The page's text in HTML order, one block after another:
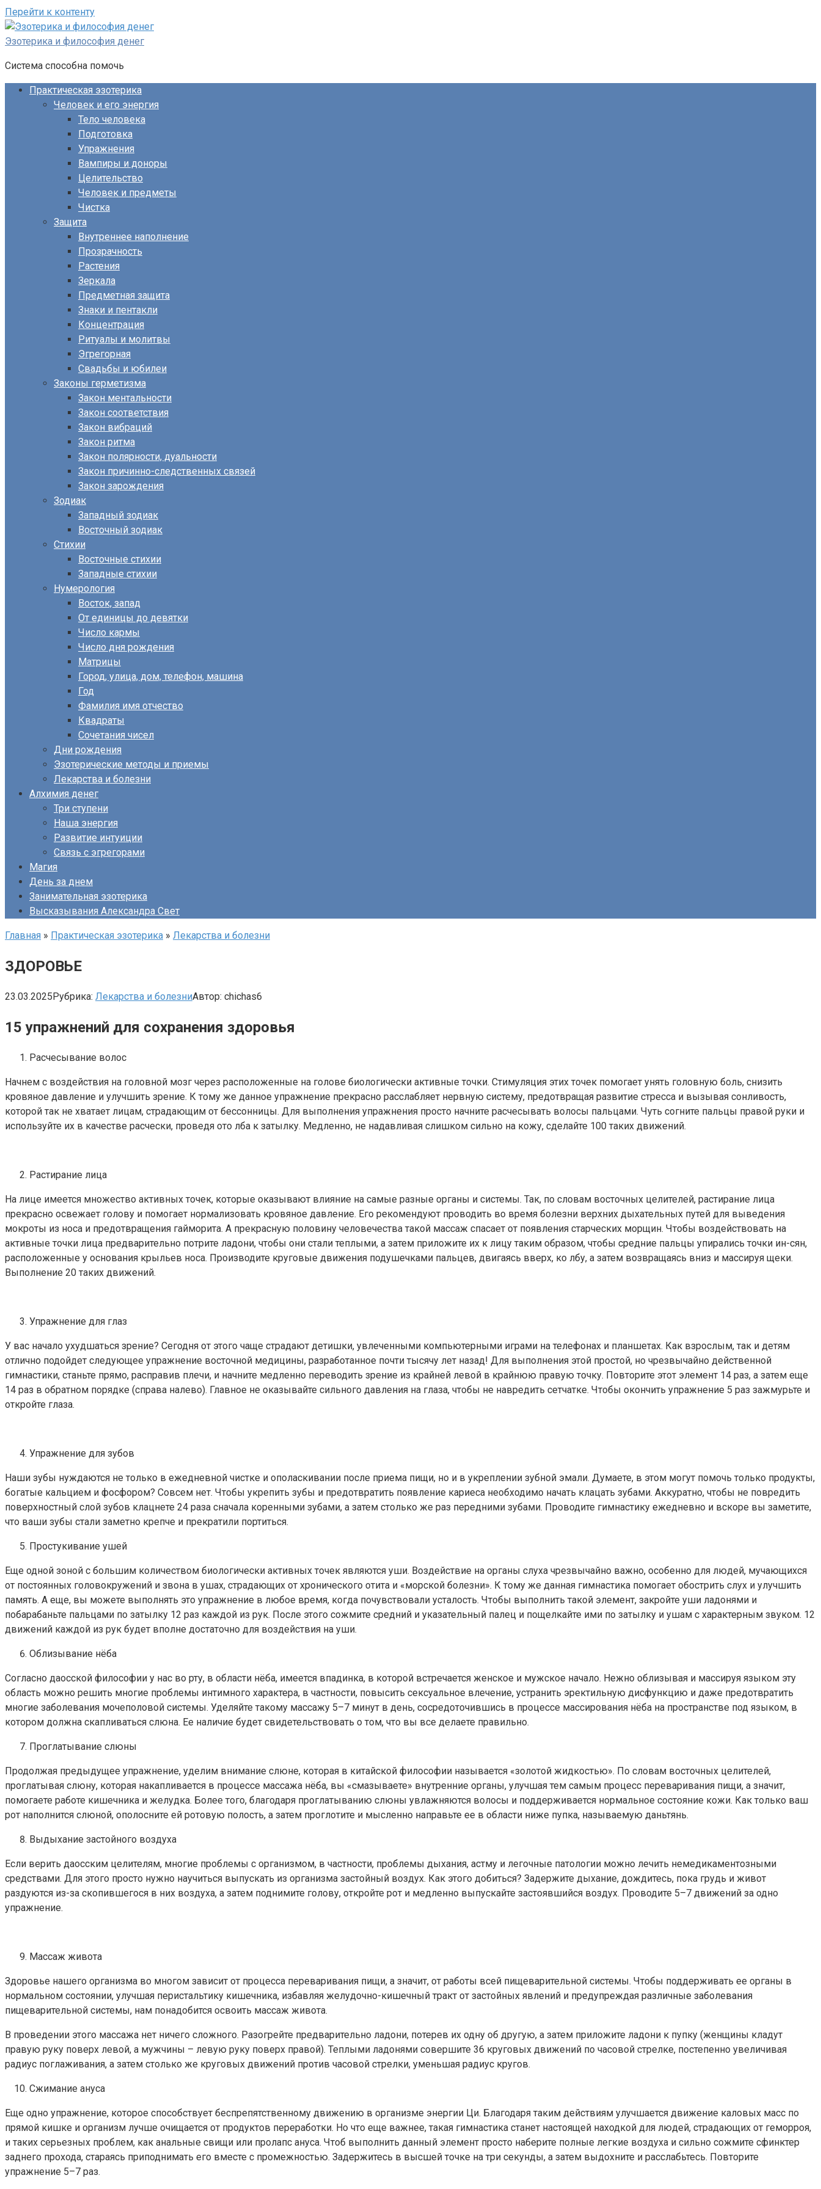
Перейти к контенту
Эзотерика и философия денег
Система способна помочь
Практическая эзотерика
Человек и его энергия
Тело человека
Подготовка
Упражнения
Вампиры и доноры
Целительство
Человек и предметы
Чистка
Защита
Внутреннее наполнение
Прозрачность
Растения
Зеркала
Предметная защита
Знаки и пентакли
Концентрация
Ритуалы и молитвы
Эгрегорная
Свадьбы и юбилеи
Законы герметизма
Закон ментальности
Закон соответствия
Закон вибраций
Закон ритма
Закон полярности, дуальности
Закон причинно-следственных связей
Закон зарождения
Зодиак
Западный зодиак
Восточный зодиак
Стихии
Восточные стихии
Западные стихии
Нумерология
Восток, запад
От единицы до девятки
Число кармы
Число дня рождения
Матрицы
Город, улица, дом, телефон, машина
Год
Фамилия имя отчество
Квадраты
Сочетания чисел
Дни рождения
Эзотерические методы и приемы
Лекарства и болезни
Алхимия денег
Три ступени
Наша энергия
Развитие интуиции
Связь с эгрегорами
Магия
День за днем
Занимательная эзотерика
Высказывания Александра Свет
Главная » Практическая эзотерика » Лекарства и болезни
ЗДОРОВЬЕ
23.03.2025Рубрика: Лекарства и болезниАвтор: chichas6
15 упражнений для сохранения здоровья
Расчесывание волос
Начнем с воздействия на головной мозг через расположенные на голове биологически активные точки. Стимуляция этих точек помогает унять головную боль, снизить
кровяное давление и улучшить зрение. К тому же данное упражнение прекрасно расслабляет нервную систему, предотвращая развитие стресса и вызывая сонливость,
которой так не хватает лицам, страдающим от бессонницы. Для выполнения упражнения просто начните расчесывать волосы пальцами. Чуть согните пальцы правой руки и
используйте их в качестве расчески, проведя ото лба к затылку. Медленно, не надавливая слишком сильно на кожу, сделайте 100 таких движений.
Растирание лица
На лице имеется множество активных точек, которые оказывают влияние на самые разные органы и системы. Так, по словам восточных целителей, растирание лица
прекрасно освежает голову и помогает нормализовать кровяное давление. Его рекомендуют проводить во время болезни верхних дыхательных путей для выведения
мокроты из носа и предотвращения гайморита. А прекрасную половину человечества такой массаж спасает от появления старческих морщин. Чтобы воздействовать на
активные точки лица предварительно потрите ладони, чтобы они стали теплыми, а затем приложите их к лицу таким образом, чтобы средние пальцы упирались точки ин-сян,
расположенные у основания крыльев носа. Производите круговые движения подушечками пальцев, двигаясь вверх, ко лбу, а затем возвращаясь вниз и массируя щеки.
Выполнение 20 таких движений.
Упражнение для глаз
У вас начало ухудшаться зрение? Сегодня от этого чаще страдают детишки, увлеченными компьютерными играми на телефонах и планшетах. Как взрослым, так и детям
отлично подойдет следующее упражнение восточной медицины, разработанное почти тысячу лет назад! Для выполнения этой простой, но чрезвычайно действенной
гимнастики, станьте прямо, расправив плечи, и начните медленно переводить зрение из крайней левой в крайнюю правую точку. Повторите этот элемент 14 раз, а затем еще
14 раз в обратном порядке (справа налево). Главное не оказывайте сильного давления на глаза, чтобы не навредить сетчатке. Чтобы окончить упражнение 5 раз зажмурьте и
откройте глаза.
Упражнение для зубов
Наши зубы нуждаются не только в ежедневной чистке и ополаскивании после приема пищи, но и в укреплении зубной эмали. Думаете, в этом могут помочь только продукты,
богатые кальцием и фосфором? Совсем нет. Чтобы укрепить зубы и предотвратить появление кариеса необходимо начать клацать зубами. Аккуратно, чтобы не повредить
поверхностный слой зубов клацнете 24 раза сначала коренными зубами, а затем столько же раз передними зубами. Проводите гимнастику ежедневно и вскоре вы заметите,
что ваши зубы стали заметно крепче и прекратили портиться.
Простукивание ушей
Еще одной зоной с большим количеством биологически активных точек являются уши. Воздействие на органы слуха чрезвычайно важно, особенно для людей, мучающихся
от постоянных головокружений и звона в ушах, страдающих от хронического отита и «морской болезни». К тому же данная гимнастика помогает обострить слух и улучшить
память. А еще, вы можете выполнять это упражнение в любое время, когда почувствовали усталость. Чтобы выполнить такой элемент, закройте уши ладонями и
побарабаньте пальцами по затылку 12 раз каждой из рук. После этого сожмите средний и указательный палец и пощелкайте ими по затылку и ушам с характерным звуком. 12
движений каждой из рук будет вполне достаточно для воздействия на уши.
Облизывание нёба
Согласно даосской философии у нас во рту, в области нёба, имеется впадинка, в которой встречается женское и мужское начало. Нежно облизывая и массируя языком эту
область можно решить многие проблемы интимного характера, в частности, повысить сексуальное влечение, устранить эректильную дисфункцию и даже предотвратить
многие заболевания мочеполовой системы. Уделяйте такому массажу 5–7 минут в день, сосредоточившись в процессе массирования нёба на пространстве под языком, в
котором должна скапливаться слюна. Ее наличие будет свидетельствовать о том, что вы все делаете правильно.
Проглатывание слюны
Продолжая предыдущее упражнение, уделим внимание слюне, которая в китайской философии называется «золотой жидкостью». По словам восточных целителей,
проглатывая слюну, которая накапливается в процессе массажа нёба, вы «смазываете» внутренние органы, улучшая тем самым процесс переваривания пищи, а значит,
помогаете работе кишечника и желудка. Более того, благодаря проглатыванию слюны увлажняются волосы и поддерживается нормальное состояние кожи. Как только ваш
рот наполнится слюной, ополосните ей ротовую полость, а затем проглотите и мысленно направьте ее в области ниже пупка, называемую даньтянь.
Выдыхание застойного воздуха
Если верить даосским целителям, многие проблемы с организмом, в частности, проблемы дыхания, астму и легочные патологии можно лечить немедикаментозными
средствами. Для этого просто нужно научиться выпускать из организма застойный воздух. Как этого добиться? Задержите дыхание, дождитесь, пока грудь и живот
раздуются из-за скопившегося в них воздуха, а затем поднимите голову, откройте рот и медленно выпускайте застоявшийся воздух. Проводите 5–7 движений за одно
упражнение.
Массаж живота
Здоровье нашего организма во многом зависит от процесса переваривания пищи, а значит, от работы всей пищеварительной системы. Чтобы поддерживать ее органы в
нормальном состоянии, улучшая перистальтику кишечника, избавляя желудочно-кишечный тракт от застойных явлений и предупреждая различные заболевания
пищеварительной системы, нам понадобится освоить массаж живота.
В проведении этого массажа нет ничего сложного. Разогрейте предварительно ладони, потерев их одну об другую, а затем приложите ладони к пупку (женщины кладут
правую руку поверх левой, а мужчины – левую руку поверх правой). Теплыми ладонями совершите 36 круговых движений по часовой стрелке, постепенно увеличивая
радиус поглаживания, а затем столько же круговых движений против часовой стрелки, уменьшая радиус кругов.
Сжимание ануса
Еще одно упражнение, которое способствует беспрепятственному движению в организме энергии Ци. Благодаря таким действиям улучшается движение каловых масс по
прямой кишке и организм лучше очищается от продуктов переработки. Но что еще важнее, такая гимнастика станет настоящей находкой для людей, страдающих от геморроя,
и таких серьезных проблем, как анальные свищи или пролапс ануса. Чтоб выполнить данный элемент просто наберите полные легкие воздуха и сильно сожмите сфинктер
заднего прохода, стараясь приподнимать его вместе с промежностью. Задержитесь в высшей точке на три секунды, а затем выдохните и расслабьтесь. Повторите
упражнение 5–7 раз.